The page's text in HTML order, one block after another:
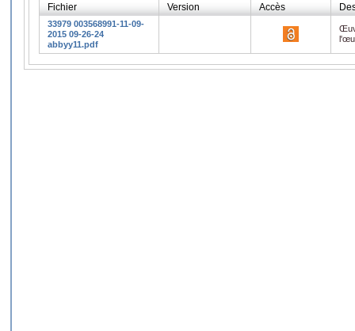
Fichier Version Accès
33979 003568991-11-09-
2015 09-26-24
abbyy11.pdf